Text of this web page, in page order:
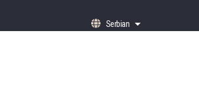
Serbian
List additional